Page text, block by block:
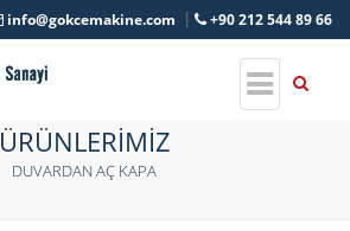
info@gokcemakine.com +90 212 544 89 66
ÜRÜNLERİMİZ
DUVARDAN AÇ KAPA